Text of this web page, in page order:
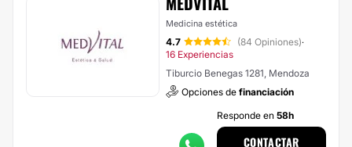
Medicina estética
4.7 (84 Opiniones)·
16 Experiencias
Tiburcio Benegas 1281, Mendoza
Opciones de financiación
Responde en 58h
CONTACTAR